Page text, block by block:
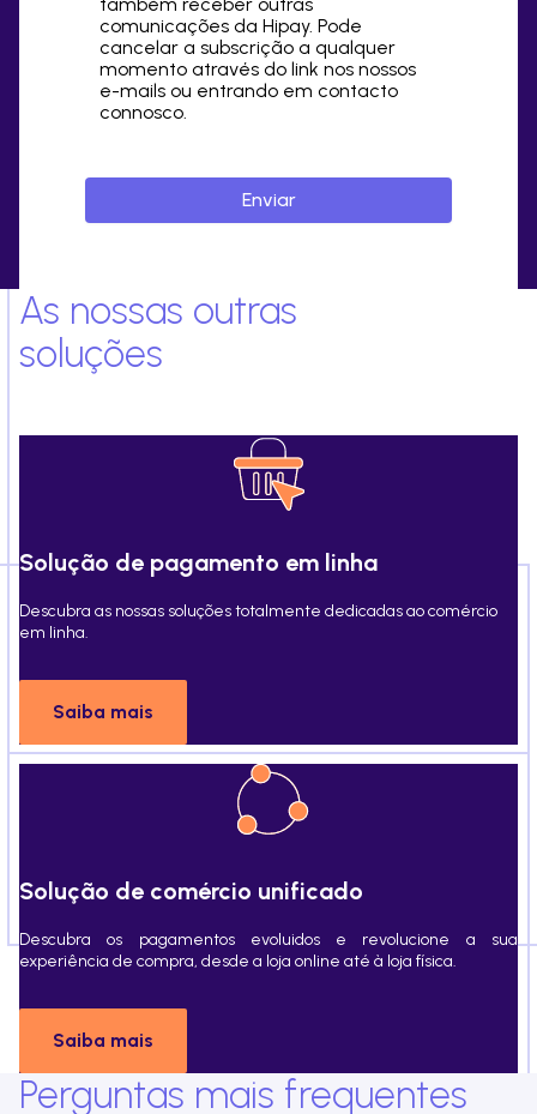
comunicações da Hipay. Pode
cancelar a subscrição a qualquer
momento através do link nos nossos
e-mails ou entrando em contacto
connosco.
As nossas outras
soluções
Solução de pagamento em linha
Descubra as nossas soluções totalmente dedicadas ao comércio
em linha.
Saiba mais
Solução de comércio unificado
Descubra os pagamentos evoluidos e revolucione a sua
experiência de compra, desde a loja online até à loja física.
Saiba mais
Perguntas mais frequentes